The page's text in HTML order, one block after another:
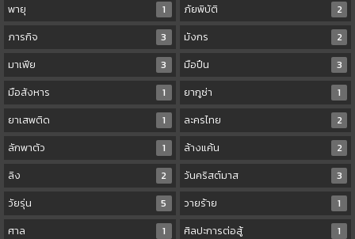
พายุ
1 ภัยพิบัติ
2
ภารกิจ
3 มังกร
2
มาเฟีย
3 มือปืน
3
มือสังหาร
1 ยากูซ่า
1
ยาเสพติด
1 ละครไทย
2
ลักพาตัว
1 ล้างแค้น
2
ลิง
2 วันคริสต์มาส
3
วัยรุ่น
5 วายร้าย
1
ศาล
1 ศิลปะการต่อสู้
1